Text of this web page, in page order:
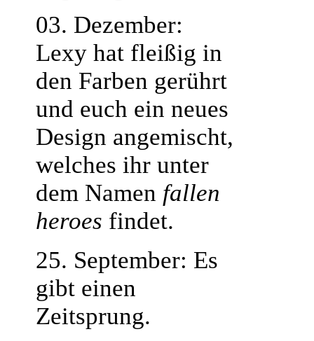
03. Dezember:
Lexy hat fleißig in
den Farben gerührt
und euch ein neues
Design angemischt,
welches ihr unter
dem Namen fallen
heroes findet.
25. September: Es
gibt einen
Zeitsprung.